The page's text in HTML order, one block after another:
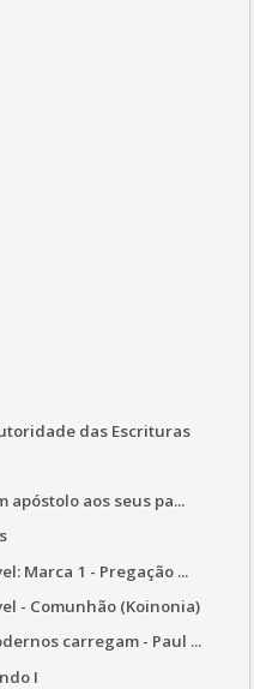
das Escrituras
apóstolo aos seus pa...
Marca 1 - Pregação ...
- Comunhão (Koinonia)
carregam - Paul ...
I